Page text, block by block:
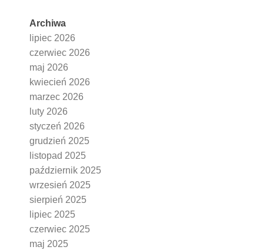
Archiwa
lipiec 2026
czerwiec 2026
maj 2026
kwiecień 2026
marzec 2026
luty 2026
styczeń 2026
grudzień 2025
listopad 2025
październik 2025
wrzesień 2025
sierpień 2025
lipiec 2025
czerwiec 2025
maj 2025